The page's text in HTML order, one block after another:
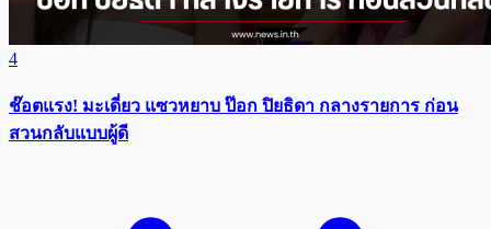
4
ช๊อตแรง! มะเดี่ยว แซวหยาบ ป๊อก ปิยธิดา กลางรายการ ก่อน
สวนกลับแบบผู้ดี